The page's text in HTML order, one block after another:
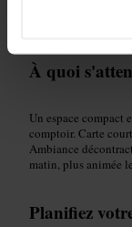
À quoi
Un espace compact
comptoir. Carte
Ambiance
matin, plus animée
Planifiez